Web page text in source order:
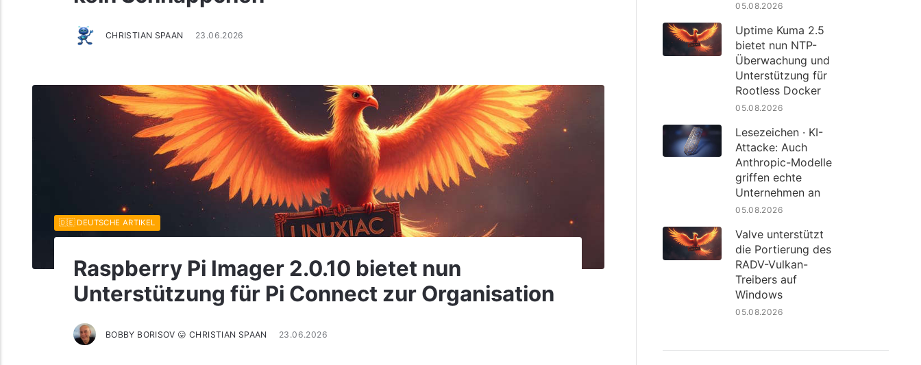
CHRISTIAN SPAAN 23.06.2026
Raspberry Pi Imager 2.0.10 bietet nun
Unterstützung für Pi Connect zur Organisation
BOBBY BORISOV 😛 CHRISTIAN SPAAN 23.06.2026
🇩🇪 DEUTSCHE ARTIKEL
05.08.2026
Uptime Kuma 2.5
bietet nun NTP-
Überwachung und
Unterstützung für
Rootless Docker
05.08.2026
Lesezeichen · KI-
Attacke: Auch
Anthropic-Modelle
griffen echte
Unternehmen an
05.08.2026
Valve unterstützt
die Portierung des
RADV-Vulkan-
Treibers auf
Windows
05.08.2026